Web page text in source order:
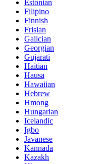
Estonian
Filipino
Finnish
Frisian
Galician
Georgian
Gujarati
Haitian
Hausa
Hawaiian
Hebrew
Hmong
Hungarian
Icelandic
Igbo
Javanese
Kannada
Kazakh